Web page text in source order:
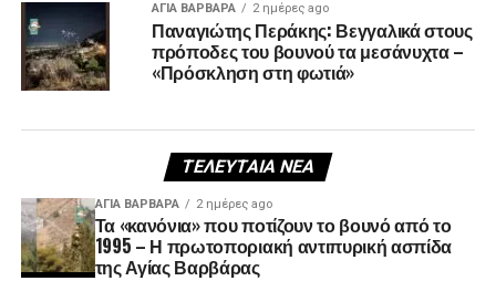
ΑΓΙΑ ΒΑΡΒΑΡΑ 2 ημέρες ago
Παναγιώτης Περάκης: Βεγγαλικά στους
πρόποδες του βουνού τα μεσάνυχτα –
«Πρόσκληση στη φωτιά»
ΤΕΛΕΥΤΑΊΑ ΝΈΑ
ΑΓΙΑ ΒΑΡΒΑΡΑ 2 ημέρες ago
Τα «κανόνια» που ποτίζουν το βουνό από το
1995 – Η πρωτοποριακή αντιπυρική ασπίδα
της Αγίας Βαρβάρας